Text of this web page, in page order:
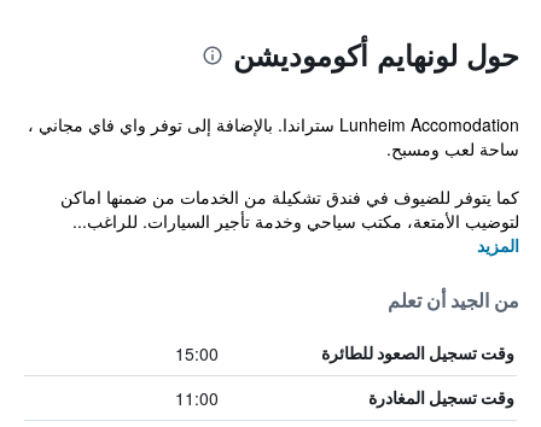
حول لونهايم أكوموديشن
Lunheim Accomodation ستراندا. بالإضافة إلى توفر واي فاي مجاني ،
ساحة لعب ومسبح.
كما يتوفر للضيوف في فندق تشكيلة من الخدمات من ضمنها اماكن
لتوضيب الأمتعة، مكتب سياحي وخدمة تأجير السيارات. للراغب...
المزيد
من الجيد أن تعلم
وقت تسجيل الصعود للطائرة 15:00
وقت تسجيل المغادرة 11:00